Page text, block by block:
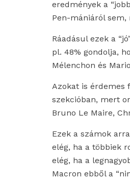
eredmények a
Pen-mániáról
Ráadásul ezek a
pl. 48% gondolja,
Mélenchon és
Azokat is érdemes
szekcióban, mert
Bruno Le Maire,
Ezek a számok
elég, ha a többiek
elég, ha a
Macron ebből a